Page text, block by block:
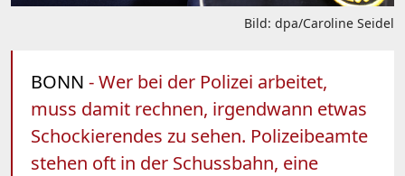
Bild: dpa/Caroline Seidel
BONN - Wer bei der Polizei arbeitet,
muss damit rechnen, irgendwann etwas
Schockierendes zu sehen. Polizeibeamte
stehen oft in der Schussbahn, eine